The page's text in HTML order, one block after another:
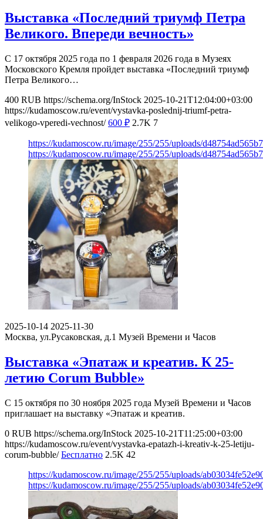
Выставка «Последний триумф Петра
Великого. Впереди вечность»
С 17 октября 2025 года по 1 февраля 2026 года в Музеях
Московского Кремля пройдет выставка «Последний триумф
Петра Великого…
400 RUB https://schema.org/InStock 2025-10-21T12:04:00+03:00
https://kudamoscow.ru/event/vystavka-poslednij-triumf-petra-
velikogo-vperedi-vechnost/ 600 ₽ 2.7K 7
https://kudamoscow.ru/image/255/255/uploads/
https://kudamoscow.ru/image/255/255/uploads/
2025-10-14 2025-11-30
Москва, ул.Русаковская, д.1 Музей Времени и Часов
Выставка «Эпатаж и креатив. К 25-
летию Corum Bubble»
С 15 октября по 30 ноября 2025 года Музей Времени и Часов
приглашает на выставку «Эпатаж и креатив.
0 RUB https://schema.org/InStock 2025-10-21T11:25:00+03:00
https://kudamoscow.ru/event/vystavka-epatazh-i-kreativ-k-25-letiju-
corum-bubble/ Бесплатно 2.5K 42
https://kudamoscow.ru/image/255/255/uploads/
https://kudamoscow.ru/image/255/255/uploads/